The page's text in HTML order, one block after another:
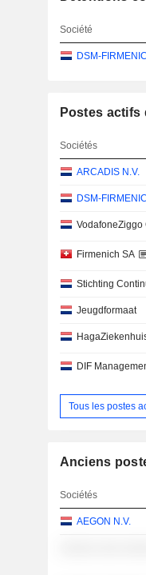
Société
DSM-
Postes actifs
Sociétés
ARCADIS N.V.
DSM-
VodafoneZiggo
Firmenich SA
Stichting
Jeugdformaat
DIF
Tous les postes
Anciens
Sociétés
AEGON N.V.